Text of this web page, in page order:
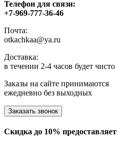
Телефон для связи:
+7-969-777-36-46
Почта:
otkachkaa@ya.ru
Доставка:
в течении 2-4 часов будет чисто
Заказы на сайте принимаются
ежедневно без выходных
Заказать звонок
Скидка до 10%